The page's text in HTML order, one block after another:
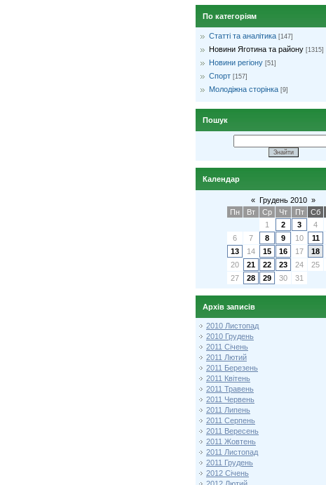
По категоріям
Статті та аналітика [147]
Новини Яготина та району [1315]
Новини регіону [51]
Спорт [157]
Молодіжна сторінка [9]
Пошук
Календар
« Грудень 2010 »
Пн
Вт Ср Чт Пт Сб
1
2 3 4
6
7 8 9 10 11
13
14 15 16 17 18
20
21 22 23 24 25
27
28 29 30 31
Архів записів
2010 Листопад
2010 Грудень
2011 Січень
2011 Лютий
2011 Березень
2011 Квітень
2011 Травень
2011 Червень
2011 Липень
2011 Серпень
2011 Вересень
2011 Жовтень
2011 Листопад
2011 Грудень
2012 Січень